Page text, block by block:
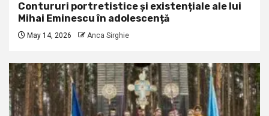
Contururi portretistice și existențiale ale lui
Mihai Eminescu în adolescență
May 14, 2026 Anca Sirghie